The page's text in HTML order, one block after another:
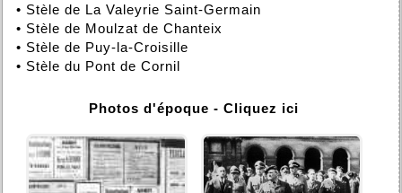
• Stèle de La Valeyrie Saint-Germain
• Stèle de Moulzat de Chanteix
• Stèle de Puy-la-Croisille
• Stèle du Pont de Cornil
Photos d'époque - Cliquez ici